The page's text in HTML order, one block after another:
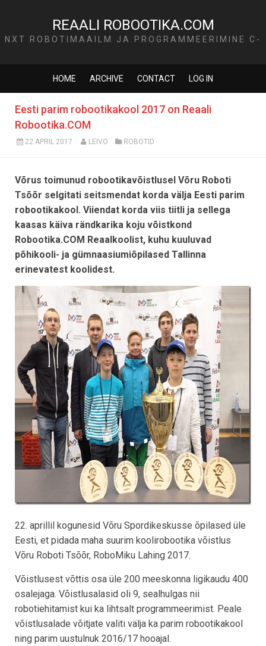
REAALI ROBOOTIKA.COM
NXT ROBOTIMAAILM JA PROGRAMMEERIMINE C-
HOME ARCHIVE CONTACT LOG IN
Eesti parim robootikakool 2017 on Reaali
Robootika.COM
22 APRIL 2017 LEIVO ROBOTID
Võrus toimunud robootikavõistlusel Võru Roboti
Tsõõr selgitati seitsmendat korda välja Eesti parim
robootikakool. Viiendat korda viis tiitli ja sellega
kaasas käiva rändkarika koju võistkond
Robootika.COM Reaalkoolist, kuhu kuuluvad
põhikooli- ja gümnaasiumiõpilased Tallinna
erinevatest koolidest.
22. aprillil kogunesid Võru Spordikeskusse õpilased üle
Eesti, et pidada maha suurim koolirobootika võistlus
Võru Roboti Tsõõr, RoboMiku Lahing 2017.
Võistlusest võttis osa üle 200 meeskonna ligikaudu 400
osalejaga. Võistlusalasid oli 9, sealhulgas nii
robotiehitamist kui ka lihtsalt programmeerimist. Peale
võistlusalade võitjate valiti välja ka parim robootikakool
ning parim uustulnuk 2016/17 hooajal.